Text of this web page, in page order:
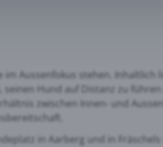
Aussenfokus stehen. Inhaltlich
Hund auf Distanz zu
zwischen Innen- und
in Aarberg und in Fräschels